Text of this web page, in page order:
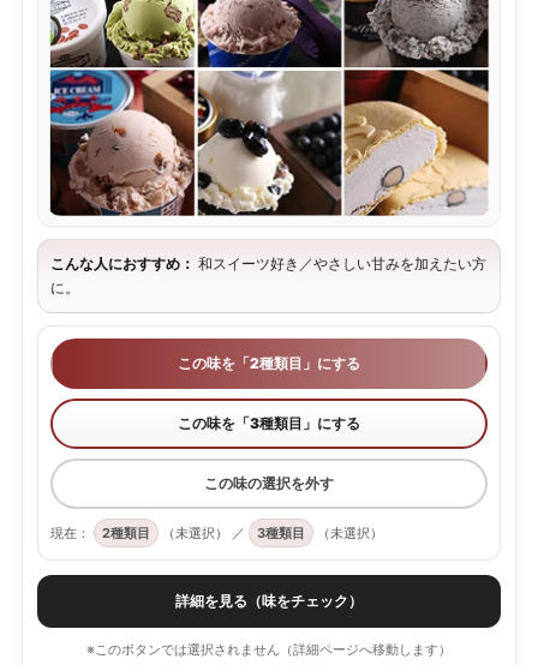
こんな人におすすめ： 和スイーツ好き／やさしい甘みを加えたい方
に。
この味を「2種類目」にする
この味を「3種類目」にする
この味の選択を外す
現在： 2種類目 （未選択） ／ 3種類目 （未選択）
詳細を見る（味をチェック）
※このボタンでは選択されません（詳細ページへ移動します）